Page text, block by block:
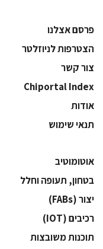
פרסם אצלנו
הצטרפות לניוזלטר
צור קשר
Chiportal Index
אודות
תנאי שימוש
אוטומוטיב
בטחון, תעופה וחלל
‫יצור (‪(FABs‬‬
‫רכיבים‬ (IOT)
‫תוכנות משובצות‬